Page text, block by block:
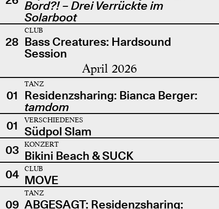
Bord?! – Drei Verrückte im
Solarboot
28
CLUB
Bass Creatures: Hardsound
Session
April 2026
01
TANZ
Residenzsharing: Bianca Berger:
tamdom
01
VERSCHIEDENES
Südpol Slam
03
KONZERT
Bikini Beach & SUCK
04
CLUB
MOVE
09
TANZ
ABGESAGT: Residenzsharing: